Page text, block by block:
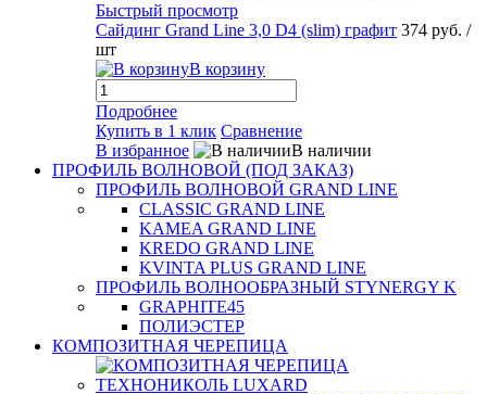
Быстрый просмотр
Сайдинг Grand Line 3,0 D4 (slim) графит 374 руб. /
шт
В корзину
Подробнее
Купить в 1 клик Сравнение
В избранное
В наличии
ПРОФИЛЬ ВОЛНОВОЙ (ПОД ЗАКАЗ)
ПРОФИЛЬ ВОЛНОВОЙ GRAND LINE
CLASSIC GRAND LINE
KAMEA GRAND LINE
KREDO GRAND LINE
KVINTA PLUS GRAND LINE
ПРОФИЛЬ ВОЛНООБРАЗНЫЙ STYNERGY K
GRAPHITE45
ПОЛИЭСТЕР
КОМПОЗИТНАЯ ЧЕРЕПИЦА